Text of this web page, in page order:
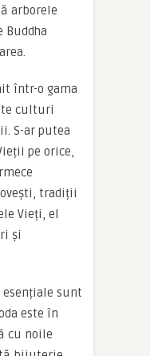
arborele
Buddha
într-o gama
culturi
S-ar putea
pe orice,
tradiții
Vieți, el
și
sunt
este în
cu noile